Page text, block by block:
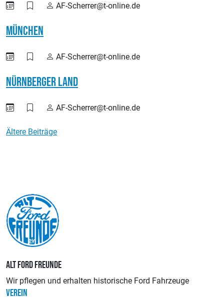
AF-Scherrer@t-online.de
München
AF-Scherrer@t-online.de
Nürnberger Land
AF-Scherrer@t-online.de
Beitragsnavigation
Ältere Beiträge
ALT FORD FREUNDE
Wir pflegen und erhalten historische Ford Fahrzeuge
VEREIN